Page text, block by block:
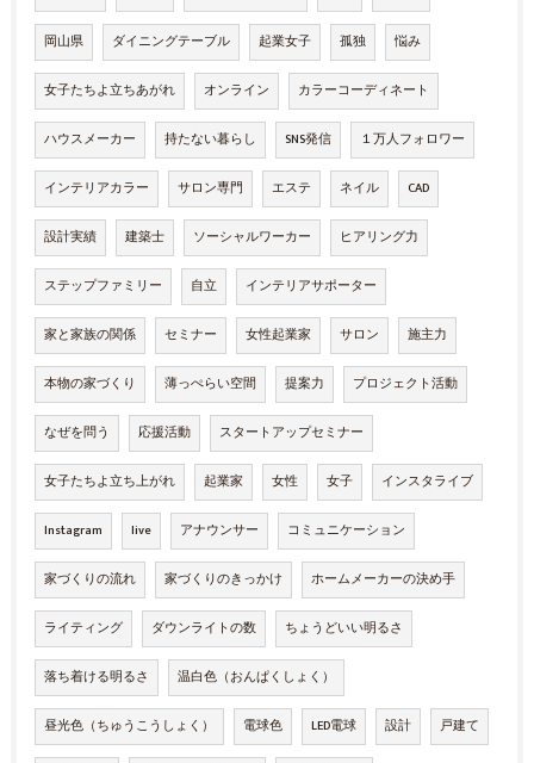
岡山県 ダイニングテーブル 起業女子 孤独 悩み
女子たちよ立ちあがれ オンライン カラーコーディネート
ハウスメーカー 持たない暮らし SNS発信 １万人フォロワー
インテリアカラー サロン専門 エステ ネイル CAD
設計実績 建築士 ソーシャルワーカー ヒアリング力
ステップファミリー 自立 インテリアサポーター
家と家族の関係 セミナー 女性起業家 サロン 施主力
本物の家づくり 薄っぺらい空間 提案力 プロジェクト活動
なぜを問う 応援活動 スタートアップセミナー
女子たちよ立ち上がれ 起業家 女性 女子 インスタライブ
Instagram live アナウンサー コミュニケーション
家づくりの流れ 家づくりのきっかけ ホームメーカーの決め手
ライティング ダウンライトの数 ちょうどいい明るさ
落ち着ける明るさ 温白色（おんぱくしょく）
昼光色（ちゅうこうしょく） 電球色 LED電球 設計 戸建て